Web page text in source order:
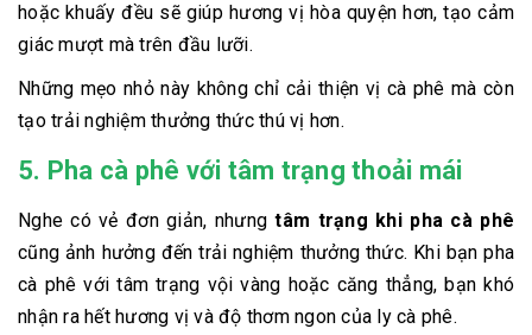
hoặc khuấy đều sẽ giúp hương vị hòa quyện hơn, tạo cảm
giác mượt mà trên đầu lưỡi.
Những mẹo nhỏ này không chỉ cải thiện vị cà phê mà còn
tạo trải nghiệm thưởng thức thú vị hơn.
5. Pha cà phê với tâm trạng thoải mái
Nghe có vẻ đơn giản, nhưngtâm trạng khi pha cà phê
cũng ảnh hưởng đến trải nghiệm thưởng thức. Khi bạn pha
cà phê với tâm trạng vội vàng hoặc căng thẳng, bạn khó
nhận ra hết hương vị và độ thơm ngon của ly cà phê.